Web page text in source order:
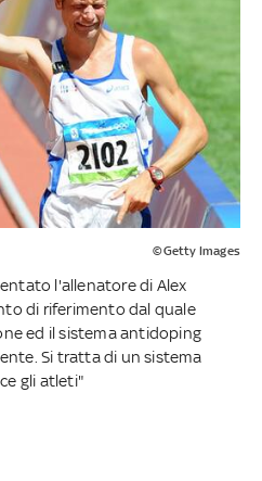
©Getty Images
l'allenatore di Alex
di riferimento dal quale
ed il sistema antidoping
Si tratta di un sistema
gli atleti"